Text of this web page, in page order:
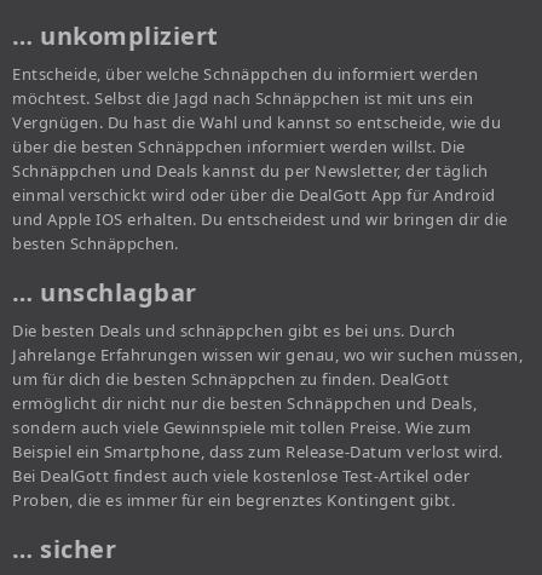
… unkompliziert
Entscheide, über welche Schnäppchen du informiert werden
möchtest. Selbst die Jagd nach Schnäppchen ist mit uns ein
Vergnügen. Du hast die Wahl und kannst so entscheide, wie du
über die besten Schnäppchen informiert werden willst. Die
Schnäppchen und Deals kannst du per Newsletter, der täglich
einmal verschickt wird oder über die DealGott App für Android
und Apple IOS erhalten. Du entscheidest und wir bringen dir die
besten Schnäppchen.
… unschlagbar
Die besten Deals und schnäppchen gibt es bei uns. Durch
Jahrelange Erfahrungen wissen wir genau, wo wir suchen müssen,
um für dich die besten Schnäppchen zu finden. DealGott
ermöglicht dir nicht nur die besten Schnäppchen und Deals,
sondern auch viele Gewinnspiele mit tollen Preise. Wie zum
Beispiel ein Smartphone, dass zum Release-Datum verlost wird.
Bei DealGott findest auch viele kostenlose Test-Artikel oder
Proben, die es immer für ein begrenztes Kontingent gibt.
… sicher